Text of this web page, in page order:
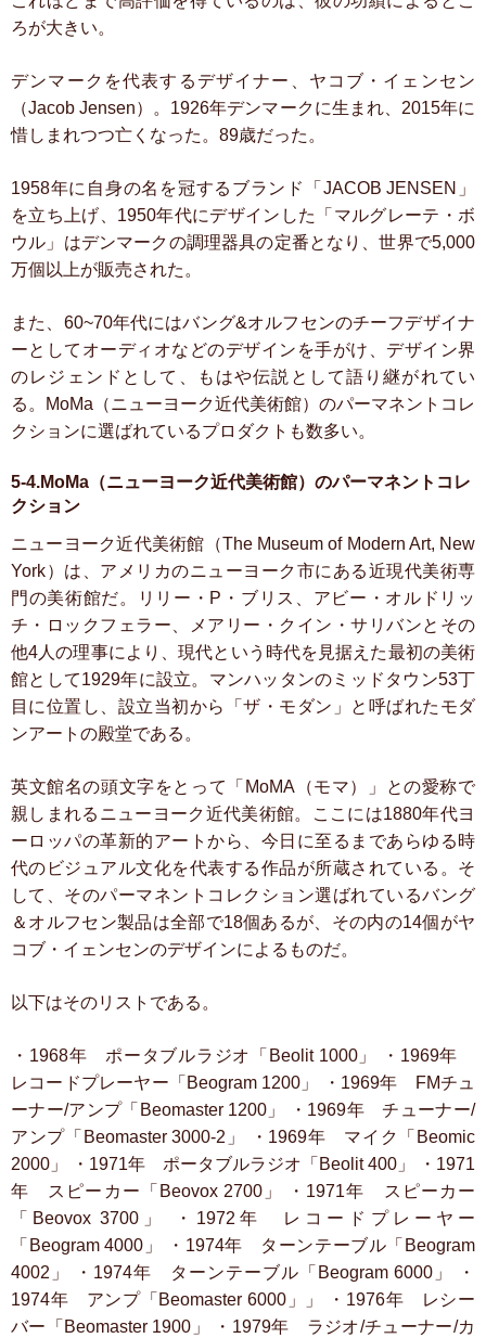
ろが大きい。
デンマークを代表するデザイナー、ヤコブ・イェンセン
（Jacob Jensen）。1926年デンマークに生まれ、2015年に
惜しまれつつ亡くなった。89歳だった。
1958年に自身の名を冠するブランド「JACOB JENSEN」
を立ち上げ、1950年代にデザインした「マルグレーテ・ボ
ウル」はデンマークの調理器具の定番となり、世界で5,000
万個以上が販売された。
また、60~70年代にはバング&オルフセンのチーフデザイナ
ーとしてオーディオなどのデザインを手がけ、デザイン界
のレジェンドとして、もはや伝説として語り継がれてい
る。MoMa（ニューヨーク近代美術館）のパーマネントコレ
クションに選ばれているプロダクトも数多い。
5-4.MoMa（ニューヨーク近代美術館）のパーマネントコレ
クション
ニューヨーク近代美術館（The Museum of Modern Art, New
York）は、アメリカのニューヨーク市にある近現代美術専
門の美術館だ。リリー・P・ブリス、アビー・オルドリッ
チ・ロックフェラー、メアリー・クイン・サリバンとその
他4人の理事により、現代という時代を見据えた最初の美術
館として1929年に設立。マンハッタンのミッドタウン53丁
目に位置し、設立当初から「ザ・モダン」と呼ばれたモダ
ンアートの殿堂である。
英文館名の頭文字をとって「MoMA（モマ）」との愛称で
親しまれるニューヨーク近代美術館。ここには1880年代ヨ
ーロッパの革新的アートから、今日に至るまであらゆる時
代のビジュアル文化を代表する作品が所蔵されている。そ
して、そのパーマネントコレクション選ばれているバング
＆オルフセン製品は全部で18個あるが、その内の14個がヤ
コブ・イェンセンのデザインによるものだ。
以下はそのリストである。
・1968年 ポータブルラジオ「Beolit 1000」
・1969年
レコードプレーヤー「Beogram 1200」
・1969年 FMチュ
ーナー/アンプ「Beomaster 1200」
・1969年 チューナー/
アンプ「Beomaster 3000-2」
・1969年 マイク「Beomic
2000」
・1971年 ポータブルラジオ「Beolit 400」
・1971
年 スピーカー「Beovox 2700」
・1971年 スピーカー
「Beovox 3700」
・1972年 レコードプレーヤー
「Beogram 4000」
・1974年 ターンテーブル「Beogram
4002」
・1974年 ターンテーブル「Beogram 6000」
・
1974年 アンプ「Beomaster 6000」」
・1976年 レシー
バー「Beomaster 1900」
・1979年 ラジオ/チューナー/カ